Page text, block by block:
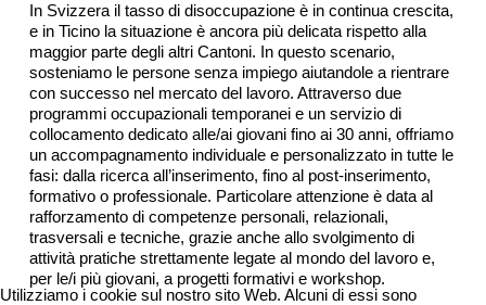
In Svizzera il tasso di disoccupazione è in continua crescita,
e in Ticino la situazione è ancora più delicata rispetto alla
maggior parte degli altri Cantoni. In questo scenario,
sosteniamo le persone senza impiego aiutandole a rientrare
con successo nel mercato del lavoro. Attraverso due
programmi occupazionali temporanei e un servizio di
collocamento dedicato alle/ai giovani fino ai 30 anni, offriamo
un accompagnamento individuale e personalizzato in tutte le
fasi: dalla ricerca all’inserimento, fino al post-inserimento,
formativo o professionale. Particolare attenzione è data al
rafforzamento di competenze personali, relazionali,
trasversali e tecniche, grazie anche allo svolgimento di
attività pratiche strettamente legate al mondo del lavoro e,
per le/i più giovani, a progetti formativi e workshop.
Utilizziamo i cookie sul nostro sito Web. Alcuni di essi sono